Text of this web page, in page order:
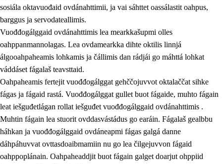
2.1 Sosiála oahppan ja ovdáneapmi
2.2 Gealbu fágain
2.3 Vuođđogálggat
2.4 Oahppat oahppat
Fágaidrasttideaddji fáttát
sosiála oktavuođaid ovdánahttimii, ja vai sáhttet oassálastit oahpus,
barggus ja servodateallimis.
Vuođđogálggaid ovdánahttimis lea mearkkašupmi olles
oahppanmannolagas. Lea ovdamearkka dihte oktilis linnjá
álgooahpaheamis lohkamis ja čállimis dan rádjái go máhttá lohkat
váddáset fágalaš teavsttaid.
Oahpaheamis fertejit vuođđogálggat gehččojuvvot oktalaččat sihke
fágas ja fágaid rastá. Vuođđogálggat gullet buot fágaide, muhto fágain
leat iešguđetlágan rollat iešguđet vuođđogálggaid ovdánahttimis .
Muhtin fágain lea stuorit ovddasvástádus go earáin. Fágalaš gealbbu
háhkan ja vuođđogálggaid ovdáneapmi fágas galgá danne
dáhpáhuvvat ovttasdoaibmamiin nu go lea čilgejuvvon fágaid
oahppoplánain. Oahpaheaddjit buot fágain galget doarjut ohppiid